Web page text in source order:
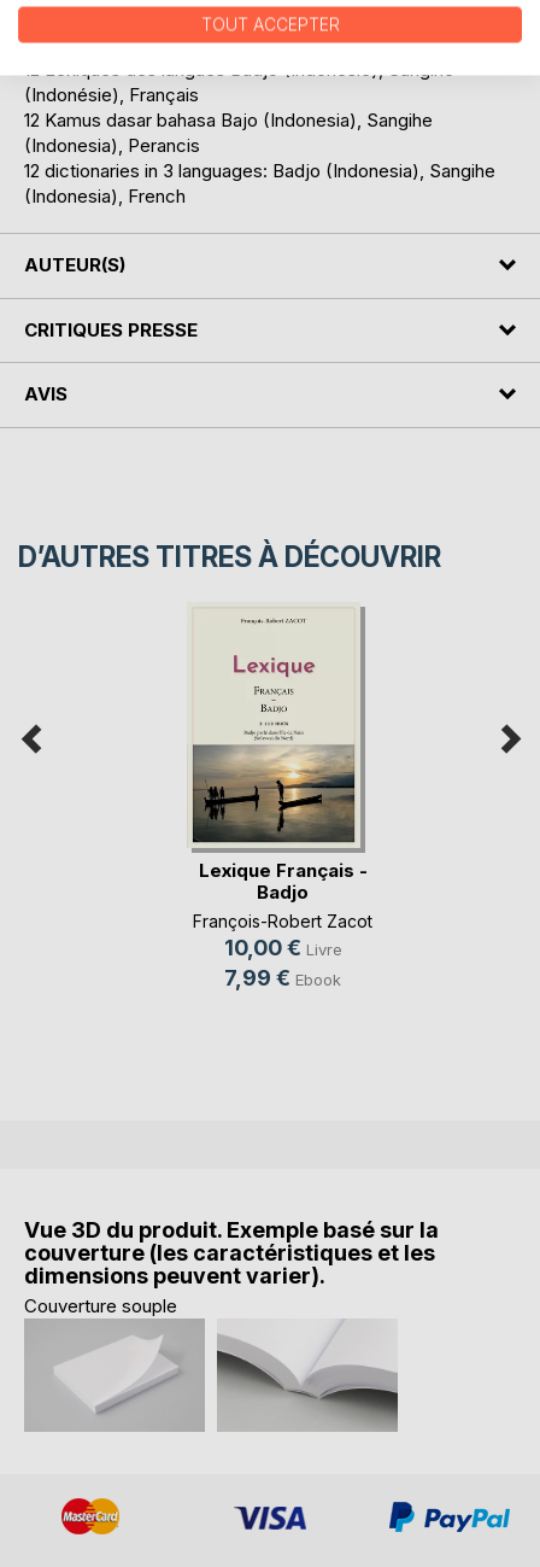
12 Lexiques des langues Badjo (Indonésie), Sangihe
(Indonésie), Français
12 Kamus dasar bahasa Bajo (Indonesia), Sangihe
(Indonesia), Perancis
12 dictionaries in 3 languages: Badjo (Indonesia), Sangihe
(Indonesia), French
AUTEUR(S)
CRITIQUES PRESSE
AVIS
D’AUTRES TITRES À DÉCOUVRIR
Lexique Français -
Badjo
François-Robert Zacot
10,00 € Livre
7,99 € Ebook
Vue 3D du produit. Exemple basé sur la
couverture (les caractéristiques et les
dimensions peuvent varier).
Couverture souple
TOUT ACCEPTER